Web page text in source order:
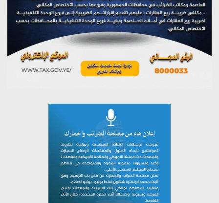
مؤتمر صحفي لمركز عين الإنسانية حول جرائم تحالف العدوان
على اليمن
يوليو 27, 2026